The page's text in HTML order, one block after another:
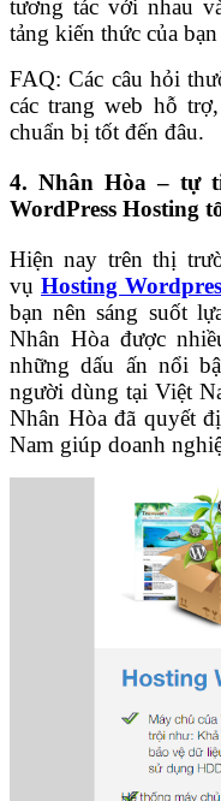
tương tác với nhau
tảng kiến thức của
FAQ: Các câu hỏi
các trang web hỗ
chuẩn bị tốt đến đâu.
4. Nhân Hòa – tự
WordPress Hosting
Hiện nay trên thị
vụ Hosting
bạn nên sáng suốt
Nhân Hòa được
những dấu ấn nổi
người dùng tại Việt
Nhân Hòa đã quyết
Nam giúp doanh